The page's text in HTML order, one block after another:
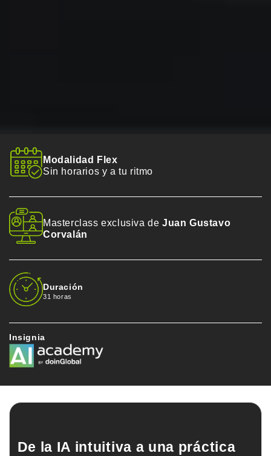
Modalidad Flex
Sin horarios y a tu ritmo
Masterclass exclusiva de Juan Gustavo
Corvalán
Duración
31 horas
Insignia
De la IA intuitiva a una práctica